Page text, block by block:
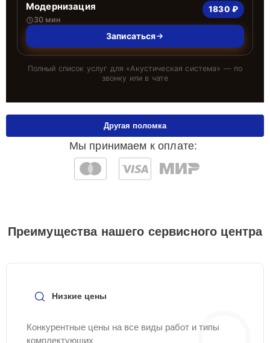
Модернизация
30 мин
1830 ₽
Записаться
Полный список услуг для «Акустическая система» — по
звонку или в чате
Мы принимаем к оплате:
Другая поломка
Преимущества нашего сервисного центра
Низкие цены
Конкурентные цены на все виды работ и типы
комплектующих